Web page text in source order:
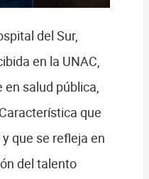
del Sur,
en la UNAC,
salud pública,
que
que se refleja en
del talento